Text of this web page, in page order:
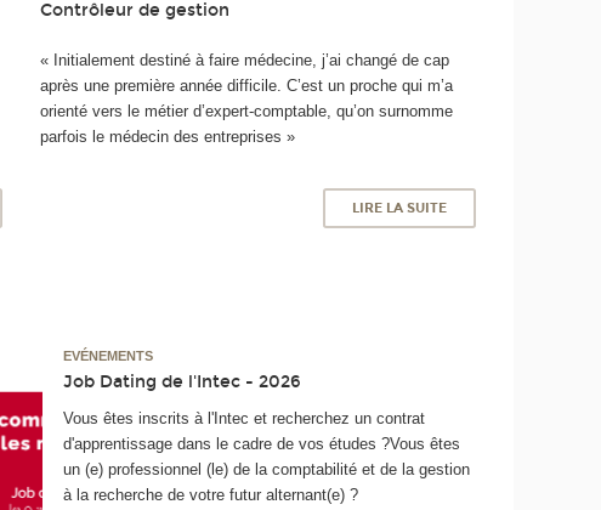
Contrôleur de gestion
« Initialement destiné à faire médecine, j’ai changé de cap
après une première année difficile. C’est un proche qui m’a
orienté vers le métier d’expert-comptable, qu’on surnomme
parfois le médecin des entreprises »
LIRE LA SUITE
EVÉNEMENTS
Job Dating de l'Intec - 2026
Vous êtes inscrits à l'Intec et recherchez un contrat
d'apprentissage dans le cadre de vos études ?Vous êtes
un (e) professionnel (le) de la comptabilité et de la gestion
à la recherche de votre futur alternant(e) ?